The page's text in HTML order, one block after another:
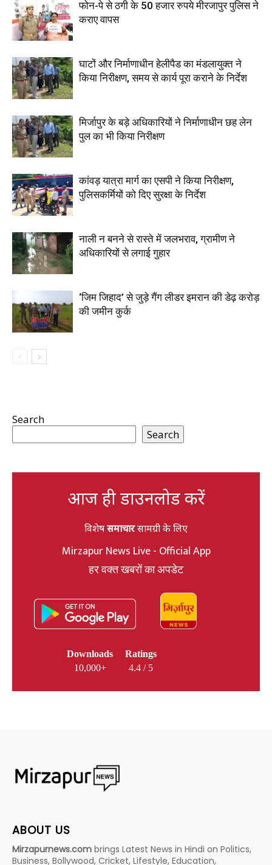
फोन-पे से ठगी के 50 हजार रुपये मीरजापुर पुलिस ने
कराए वापस
घाटों और निर्माणाधीन हेलीपैड का मंडलायुक्त ने
किया निरीक्षण, समय से कार्य पूरा कराने के निर्देश
मिर्जापुर के बड़े अधिकारियों ने निर्माणाधीन छह लेन
पुल का भी किया निरीक्षण
कांवड़ यात्रा मार्ग का एसपी ने किया निरीक्षण,
पुलिसकर्मियों को दिए सुरक्षा के निर्देश
नाली न बनने से रास्ते में जलभराव, ग्रामीण ने
अधिकारियों से लगाई गुहार
‘जिम जिहाद’ से जुड़े गैंग लीडर इमरान की डेढ़ करोड़
की जमीन कुर्क
Search
Search
आज ही डाउनलोड करें
विशेषसमाचारसामग्री के लिए
Mirzapur News Live - Official App
हर वक्त खबरों का अपडेट
Downloads
10,000+
Ratings
4.4 / 5
ABOUT US
Mirzapurnews.com brings Latest News in Hindi on Politics,
Business, Bollywood, Cricket, Lifestyle, Education,